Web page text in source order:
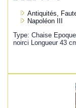
Antiquités,
Napoléon III
Type: Chaise
noirci Longueur 43